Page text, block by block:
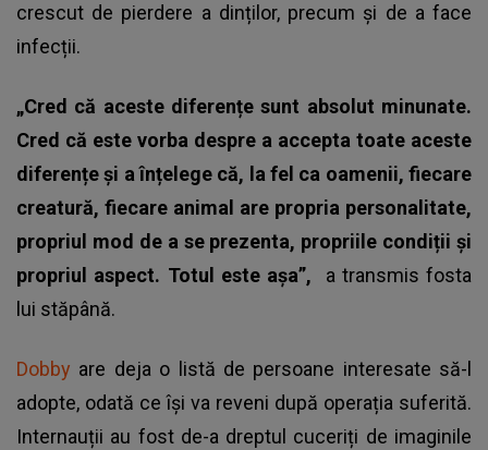
crescut de pierdere a dinților, precum și de a face
infecții.
„Cred că aceste diferențe sunt absolut minunate.
Cred că este vorba despre a accepta toate aceste
diferențe și a înțelege că, la fel ca oamenii, fiecare
creatură, fiecare animal are propria personalitate,
propriul mod de a se prezenta, propriile condiții și
propriul aspect. Totul este așa”, a transmis fosta
lui stăpână.
Dobby are deja o listă de persoane interesate să-l
adopte, odată ce își va reveni după operația suferită.
Internauții au fost de-a dreptul cuceriți de imaginile